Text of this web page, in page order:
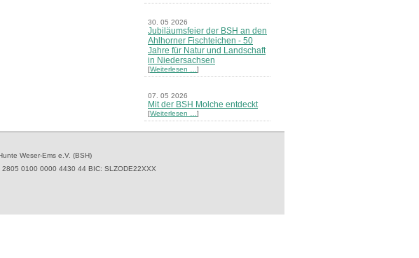
30. 05 2026
Jubiläumsfeier der BSH an den
Ahlhorner Fischteichen - 50
Jahre für Natur und Landschaft
in Niedersachsen
[Weiterlesen … ]
07. 05 2026
Mit der BSH Molche entdeckt
[Weiterlesen … ]
[Weiterlesen …
Weser-Ems e.V. (BSH)
2805 0100 0000 4430 44 BIC: SLZODE22XXX